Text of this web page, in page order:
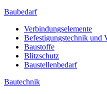
Baubedarf
Verbindungselemente
Befestigungstechnik und
Baustoffe
Blitzschutz
Baustellenbedarf
Bautechnik